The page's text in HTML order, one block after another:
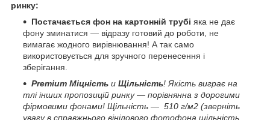
ринку:
Постачається фон на картонній трубі яка не дає
фону зминатися — відразу готовий до роботи, не
вимагає жодного вирівнювання! А так само
використовується для зручного перенесення і
зберігання.
Premium Міцність и Щільність! Якість виграє на
тлі інших пропозицій ринку — порівнянна з дорогими
фірмовими фонами! Щільність — 510 г/м2 (зверніть
увагу в справжнього вінілового фотофона щільність